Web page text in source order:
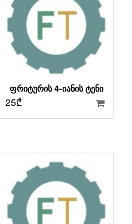
ᲤᲠᲘᲢᲣᲠᲘᲡ 4-ᲘᲐᲜᲘᲡ ᲢᲔᲜᲘ
25₾